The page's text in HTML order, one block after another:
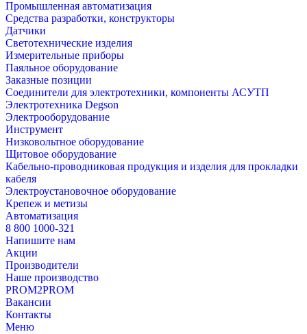
Промышленная автоматизация
Средства разработки, конструкторы
Датчики
Светотехнические изделия
Измерительные приборы
Паяльное оборудование
Заказные позиции
Соединители для электротехники, компоненты АСУТП
Электротехника Degson
Электрооборудование
Инструмент
Низковольтное оборудование
Щитовое оборудование
Кабельно-проводниковая продукция и изделия для прокладки
кабеля
Электроустановочное оборудование
Крепеж и метизы
Автоматизация
8 800 1000-321
Напишите нам
Акции
Производители
Наше производство
PROM2PROM
Вакансии
Контакты
Меню